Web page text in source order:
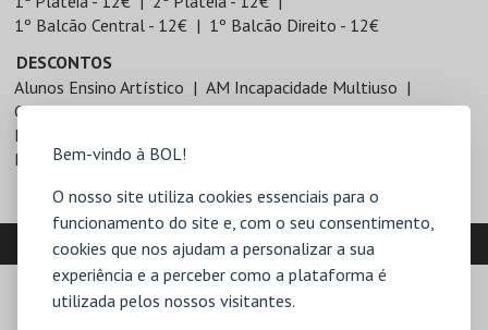
Bem-vindo à BOL!
O nosso site utiliza cookies essenciais para o
funcionamento do site e, com o seu consentimento,
cookies que nos ajudam a personalizar a sua
experiência e a perceber como a plataforma é
utilizada pelos nossos visitantes.
1º Balcão Central - 12€
1º Balcão Direito - 12€
DESCONTOS
Alunos Ensino Artístico
AM Incapacidade Multiuso
Cartão ISIC
Cartão Jovem
Crianças até 12 anos
Desempregados
Pentágono
Profissionais Espetáculo
LOCALIZAÇÃO
MORADA